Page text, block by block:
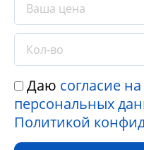
Даю согласие
персональных
Политикой